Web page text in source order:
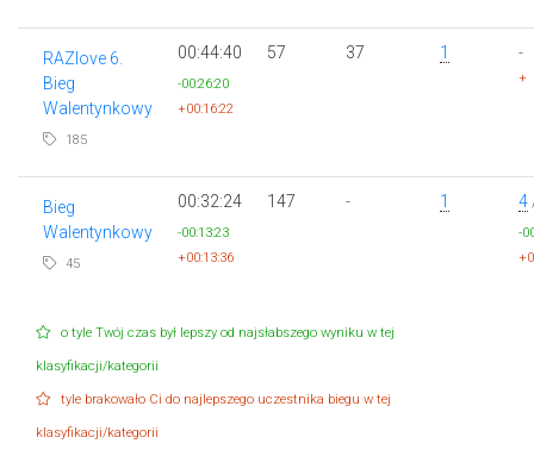
RAZlove 6.
Bieg
Walentynkowy
185
00:44:40
-00:26:20
+00:16:22
57 37 1 -
+
Bieg
Walentynkowy
45
00:32:24
-00:13:23
+00:13:36
147 - 1 4
-
o tyle Twój czas był lepszy od najsłabszego wyniku w tej
klasyfikacji/kategorii
tyle brakowało Ci do najlepszego uczestnika biegu w tej
klasyfikacji/kategorii